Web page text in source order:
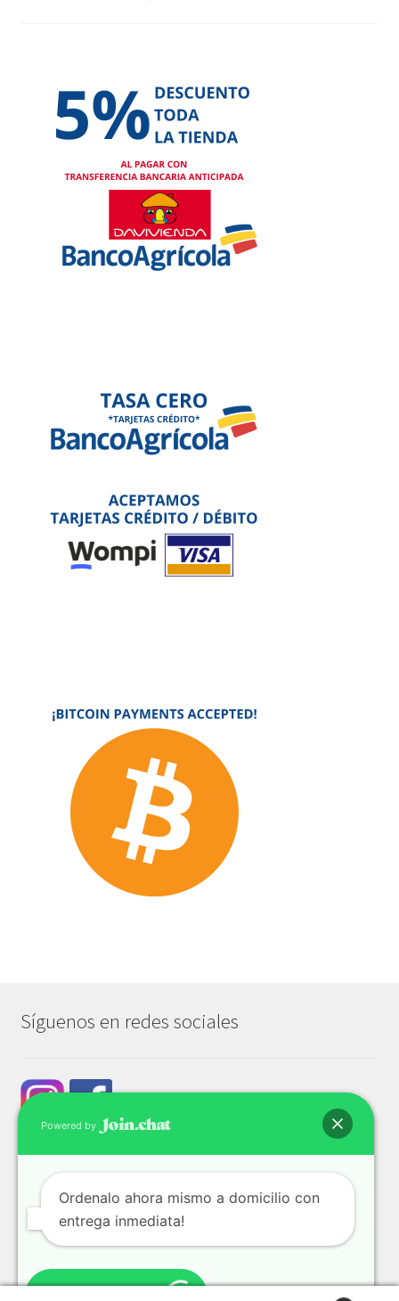
Síguenos en redes sociales
© Tech & Go 2026
Privacidad y seguridad
Construido con WooCommerce
Powered by
Ordenalo ahora mismo a domicilio con
entrega inmediata!